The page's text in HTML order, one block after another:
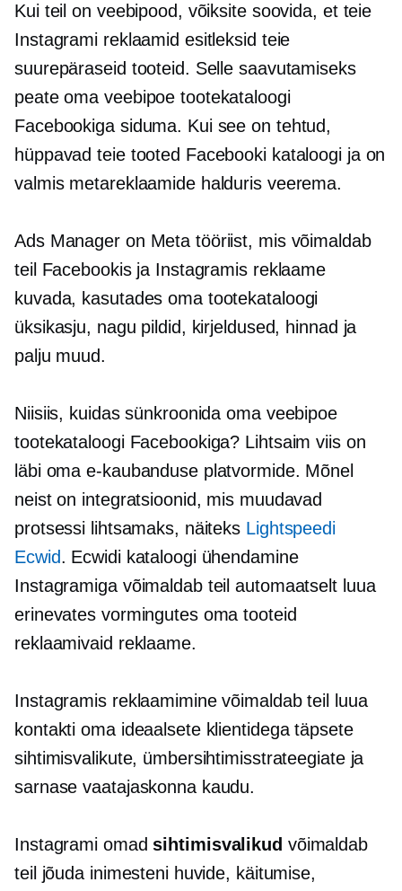
Kui teil on veebipood, võiksite soovida, et teie
Instagrami reklaamid esitleksid teie
suurepäraseid tooteid. Selle saavutamiseks
peate oma veebipoe tootekataloogi
Facebookiga siduma. Kui see on tehtud,
hüppavad teie tooted Facebooki kataloogi ja on
valmis metareklaamide halduris veerema.
Ads Manager on Meta tööriist, mis võimaldab
teil Facebookis ja Instagramis reklaame
kuvada, kasutades oma tootekataloogi
üksikasju, nagu pildid, kirjeldused, hinnad ja
palju muud.
Niisiis, kuidas sünkroonida oma veebipoe
tootekataloogi Facebookiga? Lihtsaim viis on
läbi oma e-kaubanduse platvormide. Mõnel
neist on integratsioonid, mis muudavad
protsessi lihtsamaks, näiteks Lightspeedi
Ecwid. Ecwidi kataloogi ühendamine
Instagramiga võimaldab teil automaatselt luua
erinevates vormingutes oma tooteid
reklaamivaid reklaame.
Instagramis reklaamimine võimaldab teil luua
kontakti oma ideaalsete klientidega täpsete
sihtimisvalikute, ümbersihtimisstrateegiate ja
sarnase vaatajaskonna kaudu.
Instagrami omadsihtimisvalikud võimaldab
teil jõuda inimesteni huvide, käitumise,